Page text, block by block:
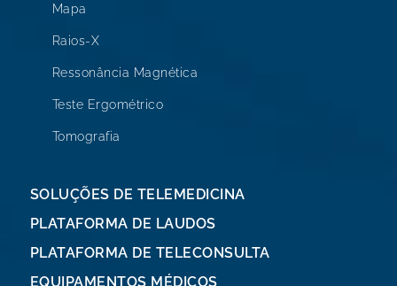
Mapa
Raios-X
Ressonância Magnética
Teste Ergométrico
Tomografia
SOLUÇÕES DE TELEMEDICINA
PLATAFORMA DE LAUDOS
PLATAFORMA DE TELECONSULTA
EQUIPAMENTOS MÉDICOS